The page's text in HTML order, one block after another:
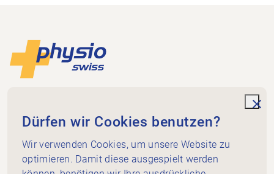
Footer
Dammweg 3
3013 Bern
+41 58 255 36 00
info@physioswiss.ch
Dürfen wir Cookies benutzen?
Wir verwenden Cookies, um unsere Website zu
optimieren. Damit diese ausgespielt werden